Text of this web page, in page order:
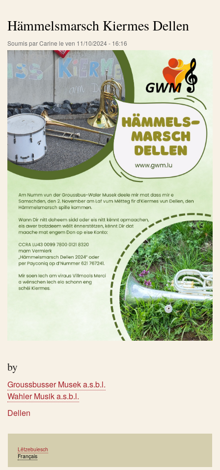
Hämmelsmarsch Kiermes Dellen
Soumis parCarine le ven 11/10/2024 - 16:16
by
Groussbusser Musek a.s.b.l.
Wahler Musik a.s.b.l.
Dellen
Lëtzebuiesch
Français